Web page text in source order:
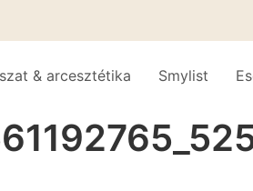
& arcesztétika Smylist